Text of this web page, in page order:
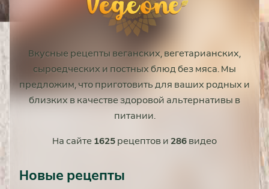
Вкусные рецепты веганских, вегетарианских,
сыроедческих и постных блюд без мяса. Мы
предложим, что приготовить для ваших родных и
близких в качестве здоровой альтернативы в
питании.
На сайте 1625 рецептов и 286 видео
Новые рецепты